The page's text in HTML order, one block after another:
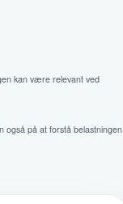
kan være relevant ved
også på at forstå belastningen